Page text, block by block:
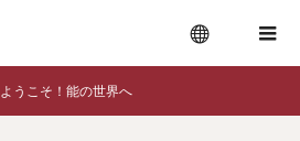
ようこそ！能の世界へ